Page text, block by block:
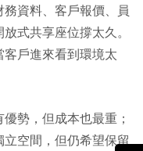
資料、客戶報價、員
式共享座位撐太久。
戶進來看到環境太
勢，但成本也最重；
空間，但仍希望保留